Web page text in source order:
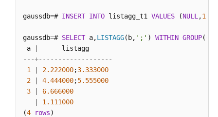
本
索
数
和
操
作
符
gaussdb=# INSERT INTO listagg_t1 VALUES (NULL ,
gaussdb=# SELECT a,LISTAGG(b, ';' ) WITHIN GROUP(
a
---+-------------------
1
2.222000;3.333000
2
4.444000;5.555000
3
6.666000
1.111000
(4 rows)